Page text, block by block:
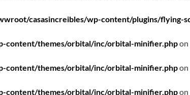
casasincreibles/wp-content/plugins/flying-
content/themes/orbital/inc/orbital-minifier.phpon
content/themes/orbital/inc/orbital-minifier.phpon
content/themes/orbital/inc/orbital-minifier.phpon